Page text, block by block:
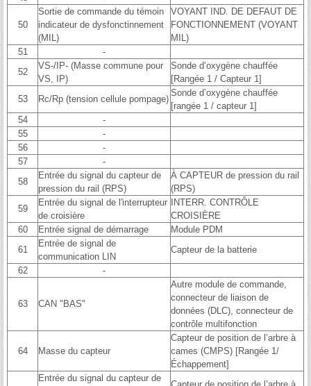
50
Sortie de commande du témoin
indicateur de dysfonctinnement
(MIL)
VOYANT IND. DE DEFAUT DE
FONCTIONNEMENT (VOYANT
MIL)
51
-
52
VS-/IP- (Masse commune pour
VS, IP)
Sonde d’oxygène chauffée
[Rangée 1 / Capteur 1]
53
Rc/Rp (tension cellule pompage)
Sonde d’oxygène chauffée
[rangée 1 / capteur 1]
54
-
55
-
56
-
57
-
58
Entrée du signal du capteur de
pression du rail (RPS)
À CAPTEUR de pression du rail
(RPS)
59
Entrée du signal de l'interrupteur
de croisière
INTERR. CONTRÔLE
CROISIÈRE
60
Entrée signal de démarrage
Module PDM
61
Entrée de signal de
communication LIN
Capteur de la batterie
62
-
63 CAN "BAS"
Autre module de commande,
connecteur de liaison de
données (DLC), connecteur de
contrôle multifonction
64 Masse du capteur
Capteur de position de l’arbre à
cames (CMPS) [Rangée 1/
Échappement]
Entrée du signal du capteur de